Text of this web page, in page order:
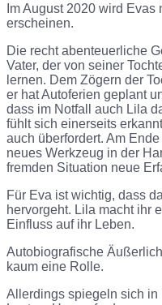
Im August 2020 wird Evas
erscheinen.
Die recht abenteuerliche
Vater, der von seiner
lernen. Dem Zögern der
er hat Autoferien geplant
dass im Notfall auch Lila
fühlt sich einerseits
auch überfordert. Am
neues Werkzeug in der
fremden Situation neue
Für Eva ist wichtig, dass
hervorgeht. Lila macht ihr
Einfluss auf ihr Leben.
Autobiografische
kaum eine Rolle.
Allerdings spiegeln sich